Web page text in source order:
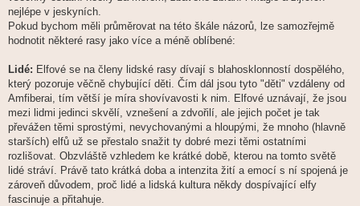
nejlépe v jeskyních.
Pokud bychom měli průměrovat na této škále názorů, lze samozřejmě
hodnotit některé rasy jako více a méně oblíbené:
Lidé: Elfové se na členy lidské rasy dívají s blahosklonností dospělého,
který pozoruje věčně chybující děti. Čím dál jsou tyto "děti" vzdáleny od
Amfiberai, tím větší je míra shovívavosti k nim. Elfové uznávají, že jsou
mezi lidmi jedinci skvělí, vznešení a zdvořilí, ale jejich počet je tak
převážen těmi sprostými, nevychovanými a hloupými, že mnoho (hlavně
starších) elfů už se přestalo snažit ty dobré mezi těmi ostatními
rozlišovat. Obzvláště vzhledem ke krátké době, kterou na tomto světě
lidé stráví. Právě tato krátká doba a intenzita žití a emocí s ní spojená je
zároveň důvodem, proč lidé a lidská kultura někdy dospívající elfy
fascinuje a přitahuje.